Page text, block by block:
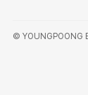
© YOUNGPOONG